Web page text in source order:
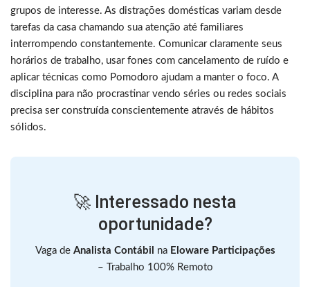
grupos de interesse. As distrações domésticas variam desde
tarefas da casa chamando sua atenção até familiares
interrompendo constantemente. Comunicar claramente seus
horários de trabalho, usar fones com cancelamento de ruído e
aplicar técnicas como Pomodoro ajudam a manter o foco. A
disciplina para não procrastinar vendo séries ou redes sociais
precisa ser construída conscientemente através de hábitos
sólidos.
🚀 Interessado nesta
oportunidade?
Vaga de Analista Contábil na Eloware Participações
– Trabalho 100% Remoto